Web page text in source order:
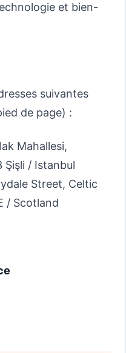
et bien-
suivantes
de page) :
Mahallesi,
Şişli / Istanbul
Street, Celtic
/ Scotland